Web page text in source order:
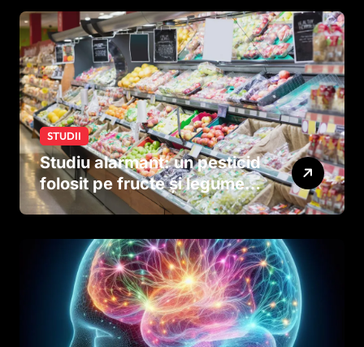
STUDII
Studiu alarmant: un pesticid
folosit pe fructe și legume
ar putea afecta dezvoltarea
dinainte de naștere